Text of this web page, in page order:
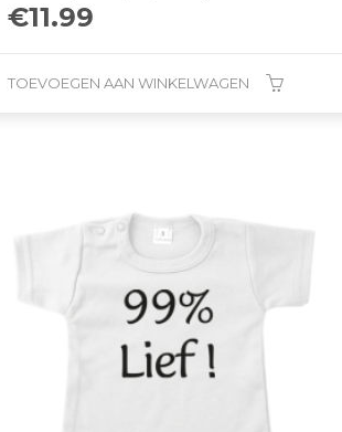
€11.99
TOEVOEGEN AAN WINKELWAGEN